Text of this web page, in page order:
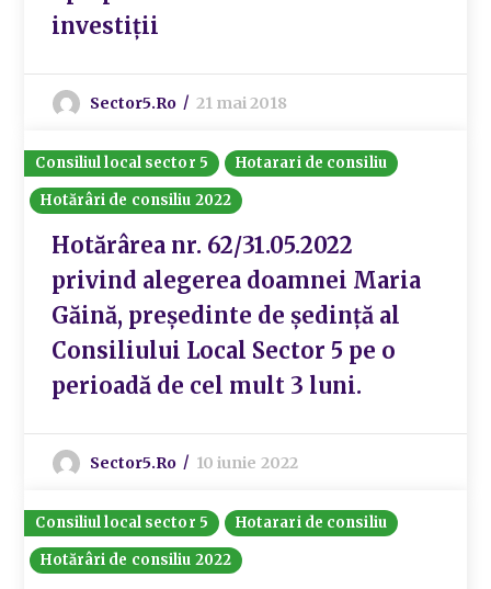
investiții
Sector5.ro 21 mai 2018
Consiliul local sector 5
Hotarari de consiliu
Hotărâri de consiliu 2022
Hotărârea nr. 62/31.05.2022
privind alegerea doamnei Maria
Găină, preşedinte de şedinţă al
Consiliului Local Sector 5 pe o
perioadă de cel mult 3 luni.
Sector5.ro 10 iunie 2022
Consiliul local sector 5
Hotarari de consiliu
Hotărâri de consiliu 2022